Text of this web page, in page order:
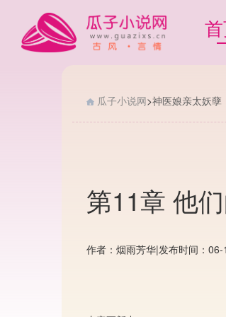
瓜子小说网>神医娘亲太妖孽
第11章 他
作者：烟雨芳华|发布时间：